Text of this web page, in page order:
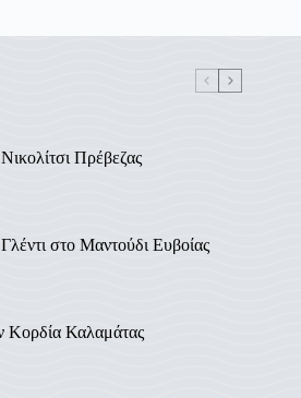
Πρέβεζας
στο Μαντούδι Ευβοίας
Κορδία Καλαμάτας